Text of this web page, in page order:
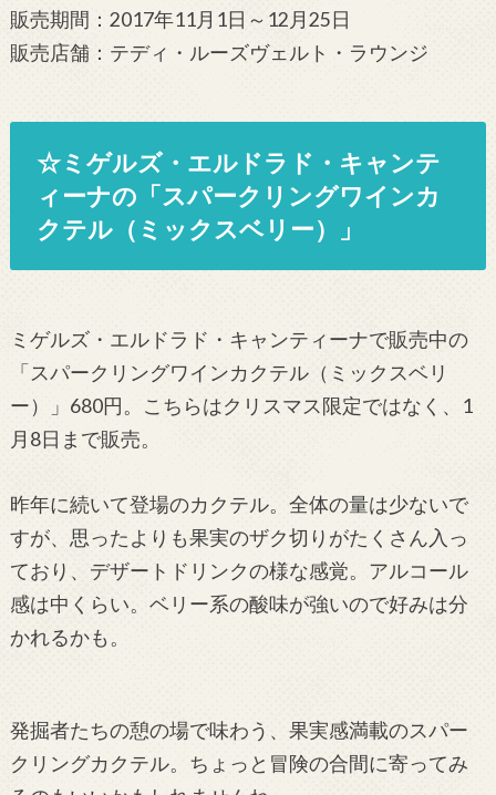
販売期間：2017年11月1日～12月25日
販売店舗：テディ・ルーズヴェルト・ラウンジ
☆ミゲルズ・エルドラド・キャンテ
ィーナの「スパークリングワインカ
クテル（ミックスベリー）」
ミゲルズ・エルドラド・キャンティーナで販売中の
「スパークリングワインカクテル（ミックスベリ
ー）」680円。こちらはクリスマス限定ではなく、1
月8日まで販売。
昨年に続いて登場のカクテル。全体の量は少ないで
すが、思ったよりも果実のザク切りがたくさん入っ
ており、デザートドリンクの様な感覚。アルコール
感は中くらい。ベリー系の酸味が強いので好みは分
かれるかも。
発掘者たちの憩の場で味わう、果実感満載のスパー
クリングカクテル。ちょっと冒険の合間に寄ってみ